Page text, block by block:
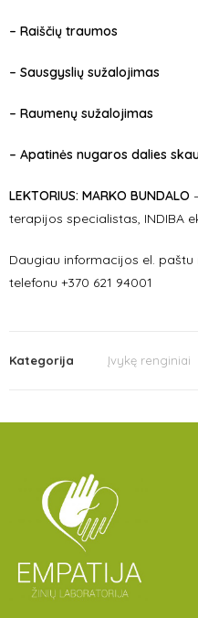
– Raiščių traumos
– Sausgyslių sužalojimas
– Raumenų sužalojimas
– Apatinės nugaros dalies
LEKTORIUS: MARKO BUNDALO
terapijos specialistas, INDIBA
Daugiau informacijos el.
telefonu +370 621 94001
Kategorija Įvykę renginiai